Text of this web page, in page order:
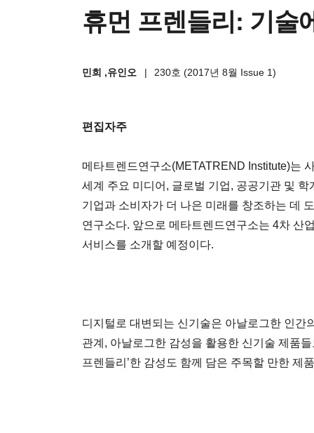
휴먼 프렌들리: 기술
민희 ,유인오 | 230호 (2017년 8월 Issue 1)
편집자주
메타트렌드연구소(METATREND Institute)는
세계 주요 미디어, 글로벌 기업, 공공기관 및
기업과 소비자가 더 나은 미래를 창조하는 데
연구소다. 앞으로 메타트렌드연구소는 4차 산
서비스를 소개할 예정이다.
디지털로 대변되는 신기술은 아날로그한 인간
관계, 아날로그한 감성을 활용한 신기술 제품
프렌들리’한 감성도 함께 담은 주목할 만한 제